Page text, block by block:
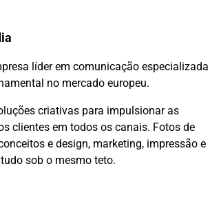
líder em comunicação especializada
no mercado europeu.
criativas para impulsionar as
clientes em todos os canais. Fotos de
e design, marketing, impressão e
sob o mesmo teto.